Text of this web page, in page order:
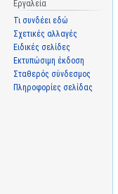
Εργαλεία
Τι συνδέει εδώ
Σχετικές αλλαγές
Ειδικές σελίδες
Εκτυπώσιμη έκδοση
Σταθερός σύνδεσμος
Πληροφορίες σελίδας